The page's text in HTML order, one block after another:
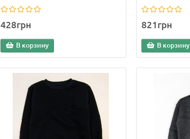
428грн
В корзину
821грн
В корзину